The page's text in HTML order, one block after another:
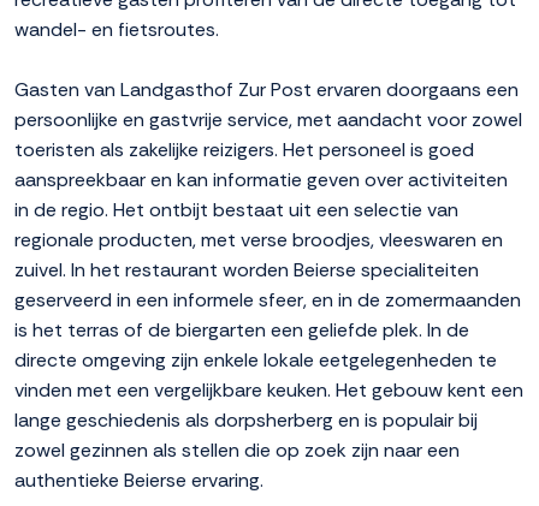
wandel- en fietsroutes.
Gasten van Landgasthof Zur Post ervaren doorgaans een
persoonlijke en gastvrije service, met aandacht voor zowel
toeristen als zakelijke reizigers. Het personeel is goed
aanspreekbaar en kan informatie geven over activiteiten
in de regio. Het ontbijt bestaat uit een selectie van
regionale producten, met verse broodjes, vleeswaren en
zuivel. In het restaurant worden Beierse specialiteiten
geserveerd in een informele sfeer, en in de zomermaanden
is het terras of de biergarten een geliefde plek. In de
directe omgeving zijn enkele lokale eetgelegenheden te
vinden met een vergelijkbare keuken. Het gebouw kent een
lange geschiedenis als dorpsherberg en is populair bij
zowel gezinnen als stellen die op zoek zijn naar een
authentieke Beierse ervaring.